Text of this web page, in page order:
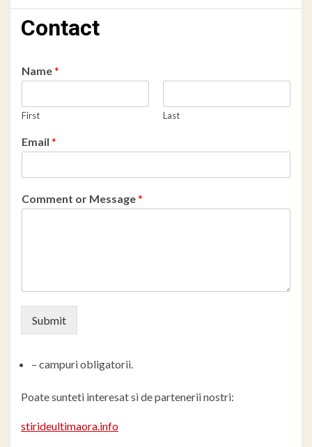
Contact
Name*
First Last
Email *
Comment or Message*
Submit
– campuri obligatorii.
Poate sunteti interesat si de partenerii nostri:
stirideultimaora.info